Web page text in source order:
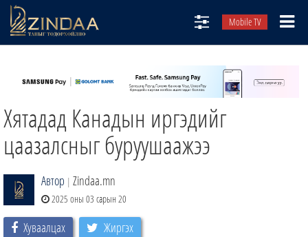
Mobile TV
ТВ8
ӨГЛӨӨНИЙ СОНИН
АУДИО ЗОХИОЛ
ЗИНДАА СЭТГҮҮЛ
Хятадад Канадын иргэдийг
цаазалсныг буруушаажээ
Автор | Zindaa.mn
2025 оны 03 сарын 20
Хуваалцах Жиргэх